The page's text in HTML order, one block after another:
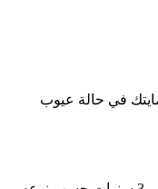
في حالة عيوب